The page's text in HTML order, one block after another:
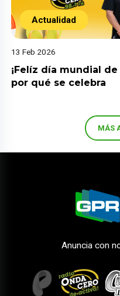
Actualidad
13 Feb 2026
¡Felíz día mundial
por qué se celebra
MÁS
Anuncia con